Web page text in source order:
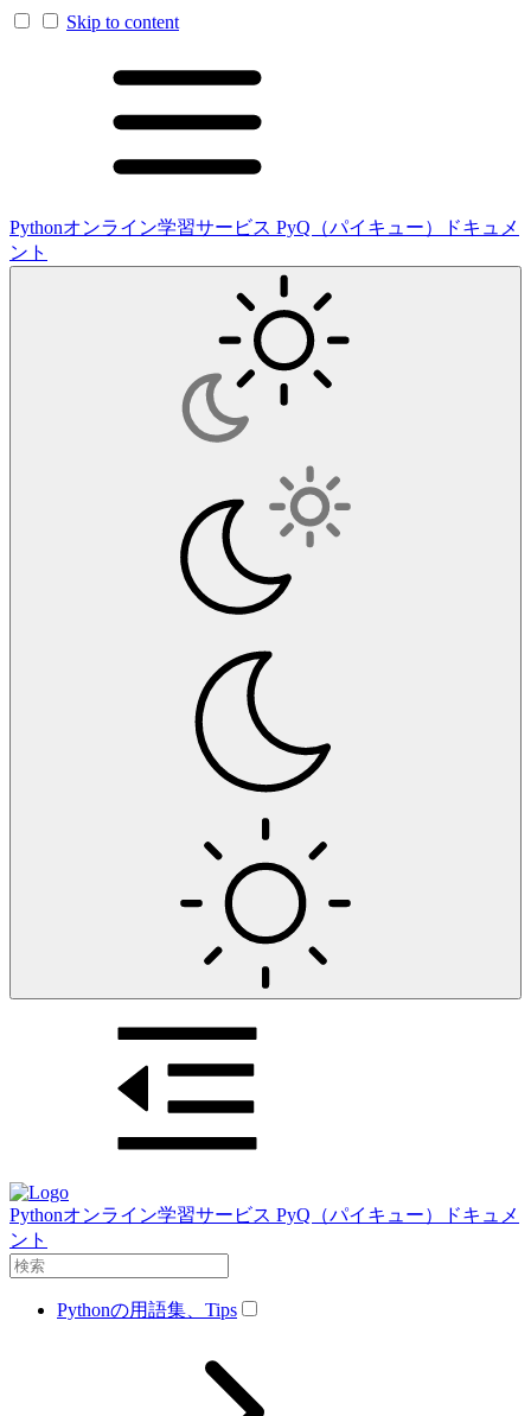
Skip to content
Pythonオンライン学習サービス PyQ（パイキュー）ドキュメ
ント
Pythonオンライン学習サービス PyQ（パイキュー）ドキュメ
ント
Pythonの用語集、Tips